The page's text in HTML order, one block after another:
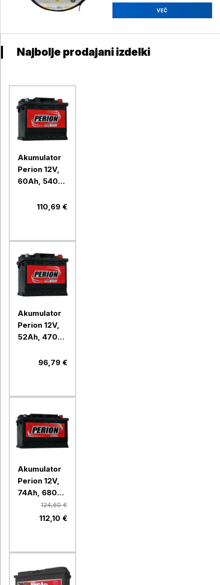
VEČ
Najbolje prodajani izdelki
Akumulator
Perion 12V,
60Ah, 540A,
110,69 €
Akumulator
Perion 12V,
52Ah, 470A,
96,79 €
Akumulator
Perion 12V,
74Ah, 680A,
D+, P74R124,60 €
112,10 €